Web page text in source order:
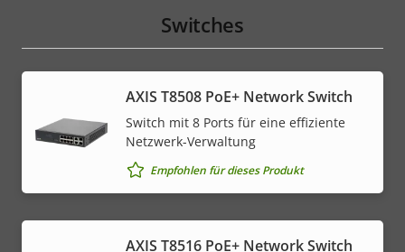
Switches
AXIS T8508 PoE+ Network Switch
Switch mit 8 Ports für eine effiziente
Netzwerk-Verwaltung
Empfohlen für dieses Produkt
AXIS T8516 PoE+ Network Switch